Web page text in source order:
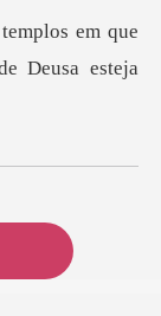
templos em que